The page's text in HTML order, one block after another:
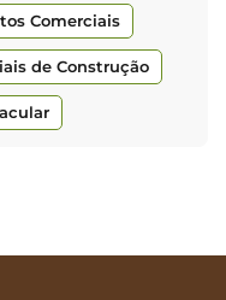
Comerciais
de Construção